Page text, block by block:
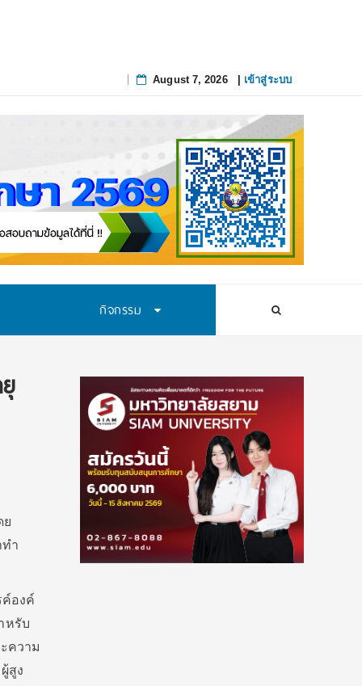
อมเร่งให้มีผลย้อนหลัง
August 7, 2026| เข้าสู่ระบบ
กิจกรรม
ย
ทำ
ค์องค์
หรับ
ความ
สูง